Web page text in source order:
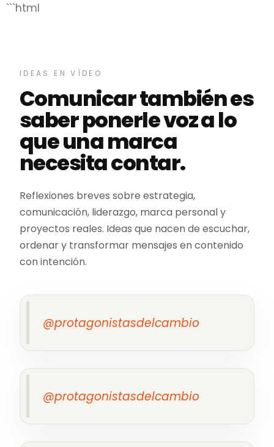
```html
IDEAS EN VÍDEO
Comunicar también es
saber ponerle voz a lo
que una marca
necesita contar.
Reflexiones breves sobre estrategia,
comunicación, liderazgo, marca personal y
proyectos reales. Ideas que nacen de escuchar,
ordenar y transformar mensajes en contenido
con intención.
@protagonistasdelcambio
@protagonistasdelcambio